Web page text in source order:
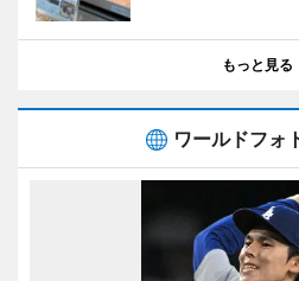
もっと見る
ワールドフォ